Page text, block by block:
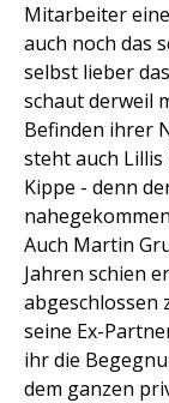
Mitarbeiter
auch noch das
selbst lieber
schaut derweil
Befinden ihrer
steht auch
Kippe - denn
Auch Martin
Jahren schien
abgeschlossen
seine Ex-
ihr die
dem ganzen